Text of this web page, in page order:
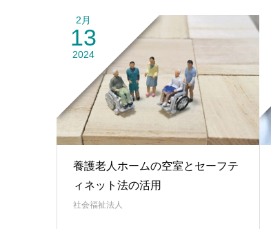
2月
13
2024
養護老人ホームの空室とセーフテ
ィネット法の活用
社会福祉法人